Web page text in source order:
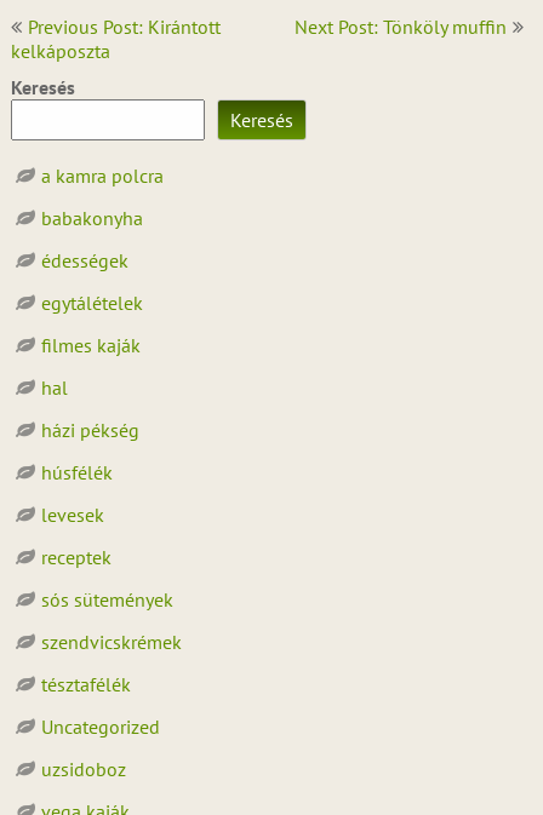
Bejegyzés
navigáció
Previous Post: Kirántott
kelkáposzta
Next Post: Tönköly muffin
Keresés
Keresés
a kamra polcra
babakonyha
édességek
egytálételek
filmes kaják
hal
házi pékség
húsfélék
levesek
receptek
sós sütemények
szendvicskrémek
tésztafélék
Uncategorized
uzsidoboz